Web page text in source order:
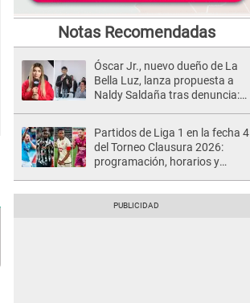
Notas Recomendadas
Óscar Jr., nuevo dueño de La
Bella Luz, lanza propuesta a
Naldy Saldaña tras denuncia:
Partidos de Liga 1 en la fecha 4
del Torneo Clausura 2026:
programación, horarios y